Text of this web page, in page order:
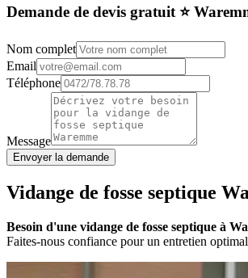
Demande de devis gratuit ⭐️
Nom complet
Email
Téléphone
Message
Envoyer la demande
Vidange de fosse septique
Besoin d'une vidange de fosse septique à
Faites-nous confiance pour un entretien